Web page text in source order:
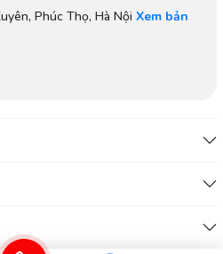
Phúc Thọ, Hà Nội Xem bản